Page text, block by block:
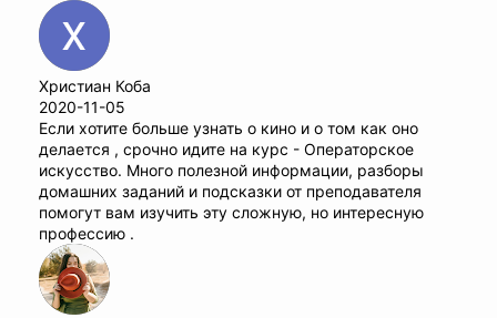
Христиан Коба
2020-11-05
Если хотите больше узнать о кино и о том как оно
делается , срочно идите на курс - Операторское
искусство. Много полезной информации, разборы
домашних заданий и подсказки от преподавателя
помогут вам изучить эту сложную, но интересную
профессию .